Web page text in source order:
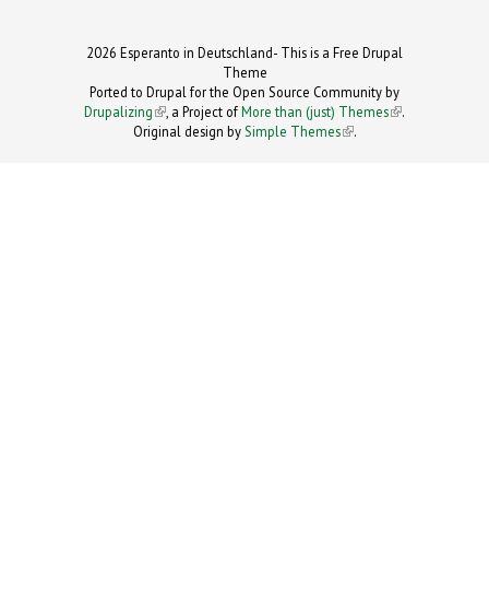
2026 Esperanto in Deutschland- This is a Free Drupal
Theme
Ported to Drupal for the Open Source Community by
Drupalizing(link is external)
, a Project ofMore than (just) Themes (link is
.
Original design by Simple Themes
(link is
.